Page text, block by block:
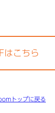
はこちら
トップに戻る